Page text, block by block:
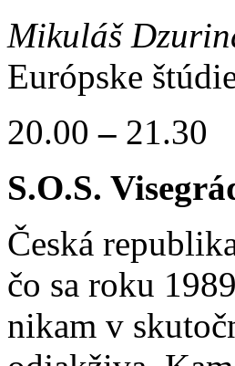
Mikuláš
Európske
20.00– 21.30
S.O.S.
Česká
čo sa roku
nikam v